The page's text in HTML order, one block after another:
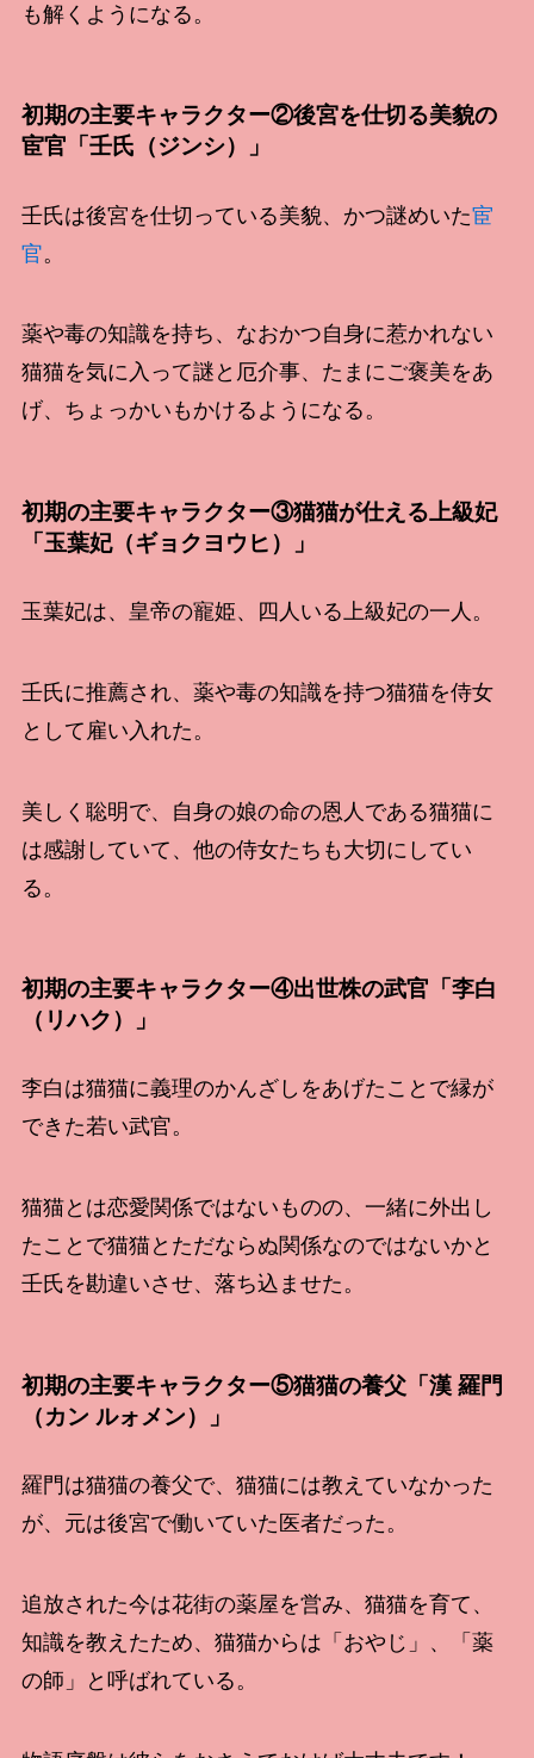
も解くようになる。
初期の主要キャラクター②後宮を仕切る美貌の
宦官「壬氏（ジンシ）」
壬氏は後宮を仕切っている美貌、かつ謎めいた宦
官。
薬や毒の知識を持ち、なおかつ自身に惹かれない
猫猫を気に入って謎と厄介事、たまにご褒美をあ
げ、ちょっかいもかけるようになる。
初期の主要キャラクター③猫猫が仕える上級妃
「玉葉妃（ギョクヨウヒ）」
玉葉妃は、皇帝の寵姫、四人いる上級妃の一人。
壬氏に推薦され、薬や毒の知識を持つ猫猫を侍女
として雇い入れた。
美しく聡明で、自身の娘の命の恩人である猫猫に
は感謝していて、他の侍女たちも大切にしてい
る。
初期の主要キャラクター④出世株の武官「李白
（リハク）」
李白は猫猫に義理のかんざしをあげたことで縁が
できた若い武官。
猫猫とは恋愛関係ではないものの、一緒に外出し
たことで猫猫とただならぬ関係なのではないかと
壬氏を勘違いさせ、落ち込ませた。
初期の主要キャラクター⑤猫猫の養父「漢 羅門
（カン ルォメン）」
羅門は猫猫の養父で、猫猫には教えていなかった
が、元は後宮で働いていた医者だった。
追放された今は花街の薬屋を営み、猫猫を育て、
知識を教えたため、猫猫からは「おやじ」、「薬
の師」と呼ばれている。